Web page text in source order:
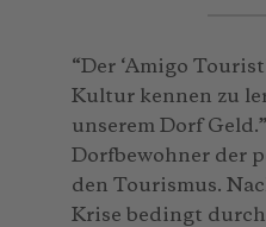
“Der ‘Amigo
Kultur kennen zu
unserem Dorf
Dorfbewohner der
den Tourismus.
Krise bedingt